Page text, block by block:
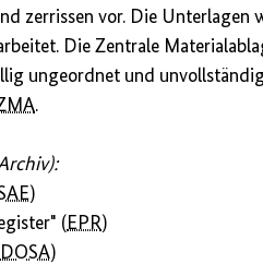
zerrissen vor. Die Unterlagen
Die Zentrale
ungeordnet und
.
)
( EPR)
DOSA)